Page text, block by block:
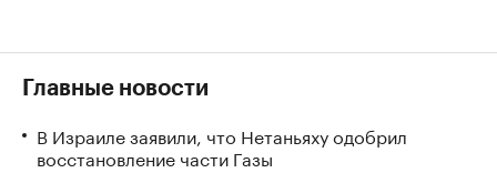
Главные новости
В Израиле заявили, что Нетаньяху одобрил
восстановление части Газы